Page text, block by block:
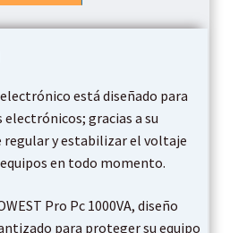
está diseñado para
gracias a su
regular y estabilizar el voltaje
en todo momento.
Pro Pc 1000VA, diseño
para proteger su equipo